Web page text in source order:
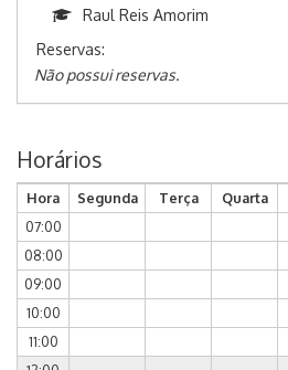
Raul Reis Amorim
Reservas:
Não possui reservas.
Horários
Hora Segunda Terça Quarta
07:00
08:00
09:00
10:00
11:00